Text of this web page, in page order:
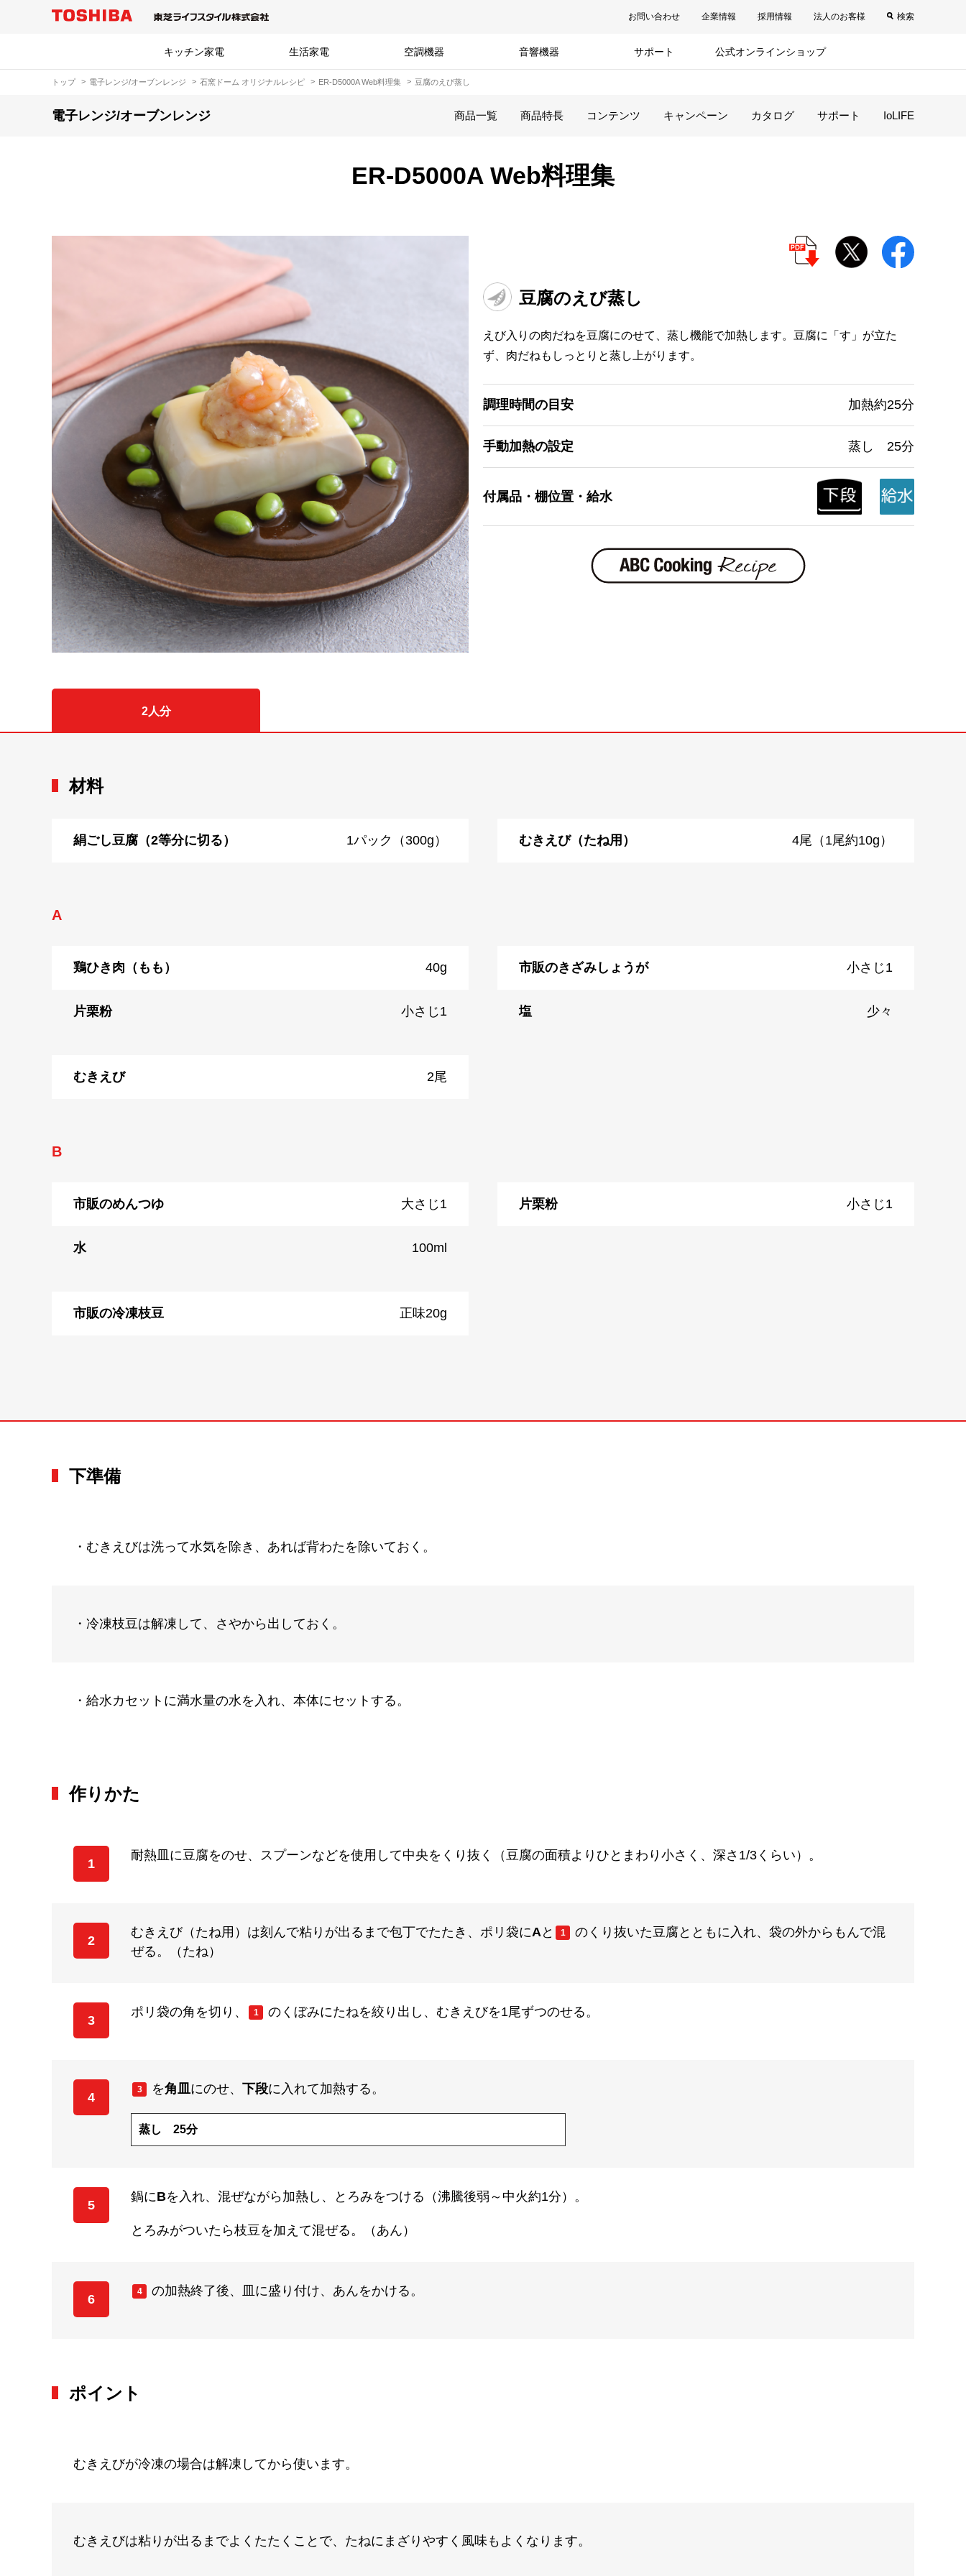
お問い合わせ 企業情報 採用情報 法人のお客様 検索
キッチン家電 生活家電 空調機器 音響機器 サポート 公式オンラインショップ
トップ 電子レンジ/オーブンレンジ 石窯ドーム オリジナルレシピ ER-D5000A Web料理集 豆腐のえび蒸し
電子レンジ/オーブンレンジ 商品一覧 商品特長 コンテンツ キャンペーン カタログ サポート IoLIFE
ER-D5000A Web料理集
豆腐のえび蒸し
えび入りの肉だねを豆腐にのせて、蒸し機能で加熱します。豆腐に「す」が立た
ず、肉だねもしっとりと蒸し上がります。
調理時間の目安 加熱約25分
手動加熱の設定 蒸し 25分
付属品・棚位置・給水
2人分
材料
絹ごし豆腐（2等分に切る） 1パック（300g） むきえび（たね用） 4尾（1尾約10g）
A
鶏ひき肉（もも） 40g 市販のきざみしょうが 小さじ1
片栗粉 小さじ1 塩 少々
むきえび 2尾
B
市販のめんつゆ 大さじ1 片栗粉 小さじ1
水 100ml
市販の冷凍枝豆 正味20g
下準備
・むきえびは洗って水気を除き、あれば背わたを除いておく。
・冷凍枝豆は解凍して、さやから出しておく。
・給水カセットに満水量の水を入れ、本体にセットする。
作りかた
1
耐熱皿に豆腐をのせ、スプーンなどを使用して中央をくり抜く（豆腐の面積よりひとまわり小さく、深さ1/3くらい）。
2
むきえび（たね用）は刻んで粘りが出るまで包丁でたたき、ポリ袋にAと 1
のくり抜いた豆腐とともに入れ、袋の外からもんで混
ぜる。（たね）
3
ポリ袋の角を切り、 1 のくぼみにたねを絞り出し、むきえびを1尾ずつのせる。
4
3 を角皿にのせ、 下段に入れて加熱する。
蒸し 25分
5
鍋にBを入れ、混ぜながら加熱し、とろみをつける（沸騰後弱～中火約1分）。
とろみがついたら枝豆を加えて混ぜる。（あん）
6
4 の加熱終了後、皿に盛り付け、あんをかける。
ポイント
むきえびが冷凍の場合は解凍してから使います。
むきえびは粘りが出るまでよくたたくことで、たねにまざりやすく風味もよくなります。